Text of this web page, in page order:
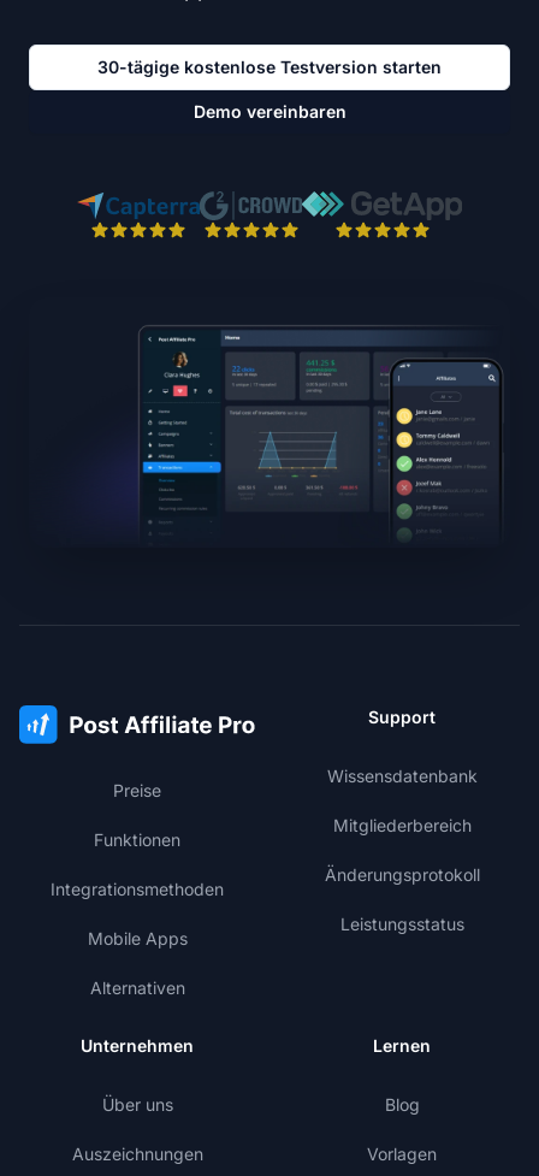
30-tägige kostenlose Testversion starten
Demo vereinbaren
Preise
Funktionen
Integrationsmethoden
Mobile Apps
Alternativen
Support
Wissensdatenbank
Mitgliederbereich
Änderungsprotokoll
Leistungsstatus
Unternehmen
Über uns
Auszeichnungen
Lernen
Blog
Vorlagen